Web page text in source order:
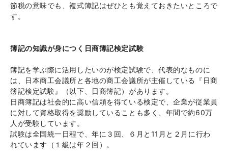
節税の意味でも、複式簿記はぜひとも覚えておきたいところで
す。
簿記の知識が身につく日商簿記検定試験
簿記を学ぶ際に活用したいのが検定試験で、代表的なものに
は、日本商工会議所と各地の商工会議所が主催している『日商
簿記検定試験』（以下、日商簿記）があります。
日商簿記は社会的に高い信頼を得ている検定で、企業が従業員
に対して資格取得を奨励していることも多く、年間で約60万
人が受験しています。
試験は全国統一日程で、年に３回、６月と11月と２月に行わ
れています（１級は年２回）。